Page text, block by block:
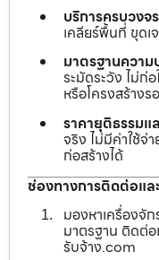
บริการครบวงจ
เคลียร์พื้นที่ ขุด
มาตรฐานควา
ระมัดระวัง ไม่ก่
หรือโครงสร้าง
ราคายุติธรรมแ
จริง ไม่มีค่าใช้
ก่อสร้างได้
ช่องทางการติดต่อแล
มองหาเครื่องจั
มาตรฐาน ติดต่
รับจ้าง.com